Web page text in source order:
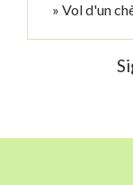
Vol d'un